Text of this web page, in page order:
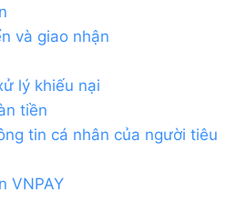
và giao nhận
lý khiếu nại
tiền
tin cá nhân của người tiêu
VNPAY